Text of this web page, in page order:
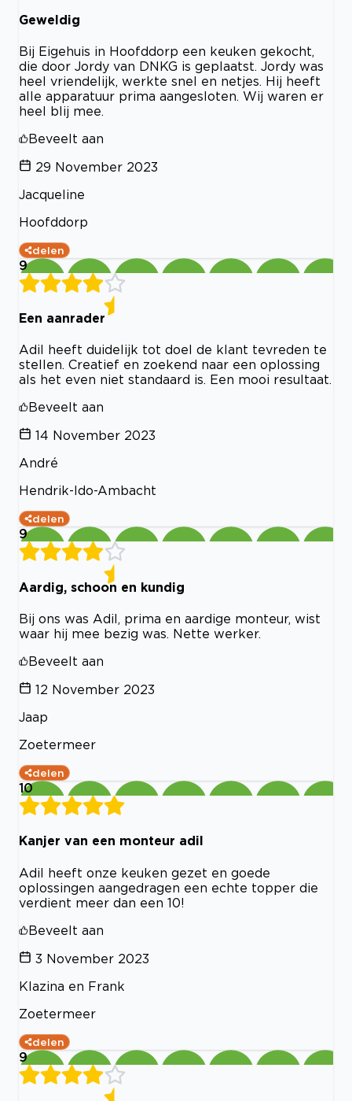
Geweldig
Bij Eigehuis in Hoofddorp een keuken gekocht,
die door Jordy van DNKG is geplaatst. Jordy was
heel vriendelijk, werkte snel en netjes. Hij heeft
alle apparatuur prima aangesloten. Wij waren er
heel blij mee.
Beveelt aan
29 November 2023
Jacqueline
Hoofddorp
delen
9
Een aanrader
Adil heeft duidelijk tot doel de klant tevreden te
stellen. Creatief en zoekend naar een oplossing
als het even niet standaard is. Een mooi resultaat.
Beveelt aan
14 November 2023
André
Hendrik-Ido-Ambacht
delen
9
Aardig, schoon en kundig
Bij ons was Adil, prima en aardige monteur, wist
waar hij mee bezig was. Nette werker.
Beveelt aan
12 November 2023
Jaap
Zoetermeer
delen
10
Kanjer van een monteur adil
Adil heeft onze keuken gezet en goede
oplossingen aangedragen een echte topper die
verdient meer dan een 10!
Beveelt aan
3 November 2023
Klazina en Frank
Zoetermeer
delen
9